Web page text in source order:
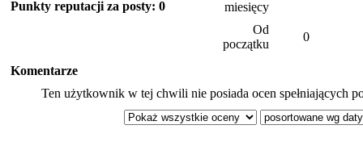
Punkty reputacji za posty: 0
miesięcy
Od
początku
0
Komentarze
Ten użytkownik w tej chwili nie posiada ocen spełniających